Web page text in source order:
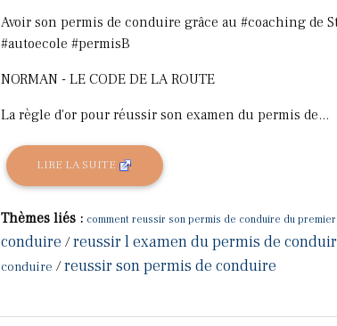
Avoir son permis de conduire grâce au #coaching de
#autoecole #permisB
NORMAN - LE CODE DE LA ROUTE
La règle d'or pour réussir son examen du permis de...
LIRE LA SUITE
Thèmes liés : comment reussir son permis de conduire du
conduire /reussir l examen du permis de
conduire /reussir son permis de conduire